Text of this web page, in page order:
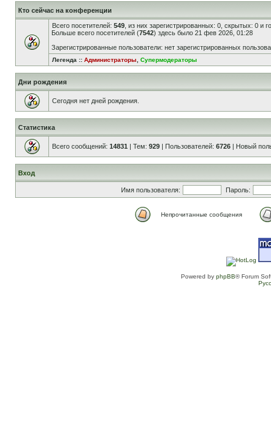
Кто сейчас на конференции
Всего посетителей: 549 , из них зарегистрированных: 0, скрытых: 0 и
Больше всего посетителей (7542) здесь было 21 фев 2026, 01:28
Зарегистрированные пользователи: нет зарегистрированных
Легенда :: Администраторы Супермодераторы
Дни рождения
Сегодня нет дней рождения.
Статистика
Всего сообщений: 14831 | Тем: 929 | Пользователей: 6726 | Новый
Вход
Имя пользователя: Пароль:
Непрочитанные сообщения
Powered by phpBB® Forum